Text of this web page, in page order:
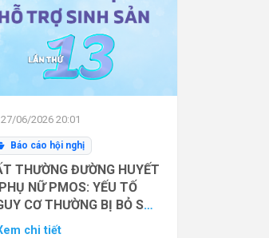
27/06/2026 20:01
Báo cáo hội nghị
THƯỜNG ĐƯỜNG HUYẾT
NỮ PMOS: YẾU TỐ
CƠ THƯỜNG BỊ BỎ SÓT
DỮ LIỆU TỪ NGHIÊN CỨU
chi tiết